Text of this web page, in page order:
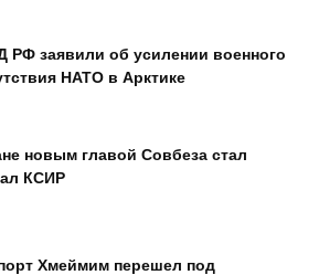
РФ заявили об усилении военного
НАТО в Арктике
новым главой Совбеза стал
КСИР
Хмеймим перешел под